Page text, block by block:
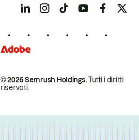
© 2026 Semrush Holdings.Tutti i diritti
riservati.